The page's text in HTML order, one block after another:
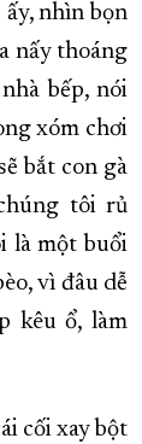
ấy, nhìn bọn
nấy thoáng
bếp, nói
xóm chơi
bắt con gà
tôi rủ
là một buổi
vì đâu dễ
kêu ổ, làm
cối xay bột